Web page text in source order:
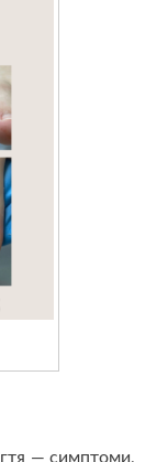
— симптоми,